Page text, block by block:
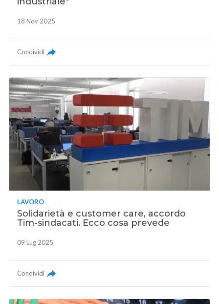
18 Nov 2025
Condividi
LAVORO
Solidarietà e customer care, accordo
Tim-sindacati. Ecco cosa prevede
09 Lug 2025
Condividi